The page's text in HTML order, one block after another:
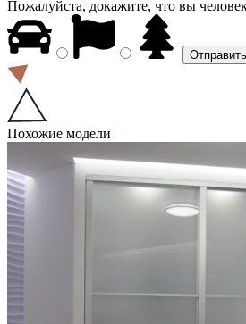
Пожалуйста, докажите, что вы
Похожие модели